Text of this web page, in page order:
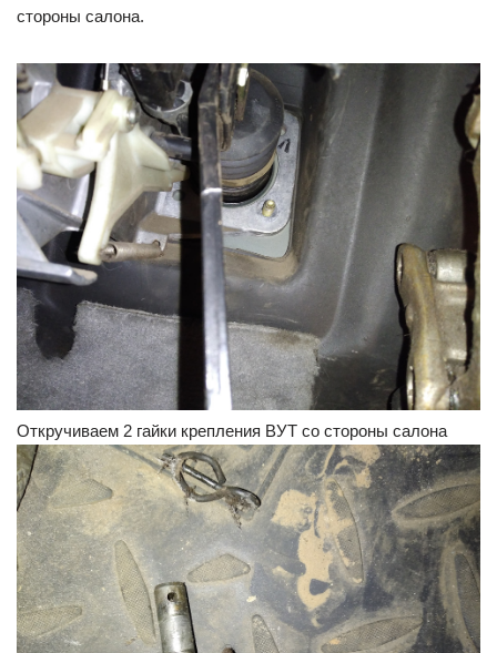
стороны салона.
Откручиваем 2 гайки крепления ВУТ со стороны салона